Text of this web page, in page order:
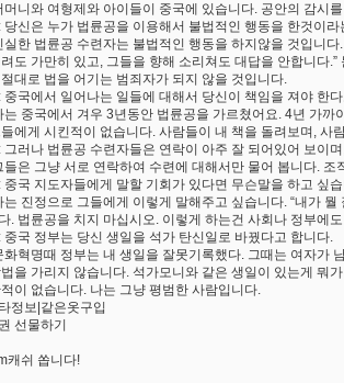
머니와 여형제와 아이들이 중국에 있습니다. 공안의 감시
당신은 누가 법륜공을 이용해서 불법적인 행동을 한것이
실한 법륜공 수련자는 불법적인 행동을 하지않을 것입니
도 가만히 있고, 그들을 향해 소리쳐도 대답을 안합니다
대로 법을 어기는 범죄자가 되지 않을 것입니다.
중국에서 일어나는 일들에 대해서 당신이 책임을 져야 한
는 중국에서 겨우 3년동안 법륜공을 가르쳤어요. 4년 가
에게 시킨적이 없습니다. 사람들이 내 책을 돌려보며, 사
그러나 법륜공 수련자들은 연락이 아주 잘 되어있어 보이
들은 그냥 서로 연락하여 수련에 대해서만 물어 봅니다. 조
중국 지도자들에게 말할 기회가 있다면 무슨말을 하고 싶
는 진정으로 그들에게 이렇게 말해주고 싶습니다. “내가
. 법륜공을 치지 마십시오. 이렇게 하는건 사회나 정부에
중국 정부는 당신 생일을 석가 탄신일로 바꿨다고 합니다.
화혁명때 정부는 내 생일을 잘못기록했다. 그때는 여자가
을 가리지 않습니다. 석가모니와 같은 생일이 있는게 뭐
이 없습니다. 나는 그냥 평범한 사람입니다.
정보|같은옷구입
선물하기
캐쉬 쏩니다!